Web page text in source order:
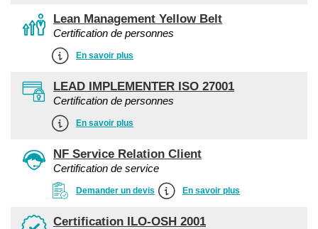
Lean Management Yellow Belt
Certification de personnes
En savoir plus
LEAD IMPLEMENTER ISO 27001
Certification de personnes
En savoir plus
NF Service Relation Client
Certification de service
Demander un devis En savoir plus
Certification ILO-OSH 2001